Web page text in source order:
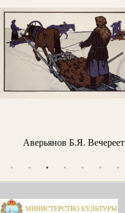
Аверьянов Б.Я. Вечереет